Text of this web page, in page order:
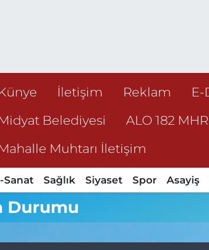
İletişim Reklam E-
Belediyesi
ALO 182
Muhtarı İletişim
Sanat Sağlık Siyaset Spor Asayiş
Durumu